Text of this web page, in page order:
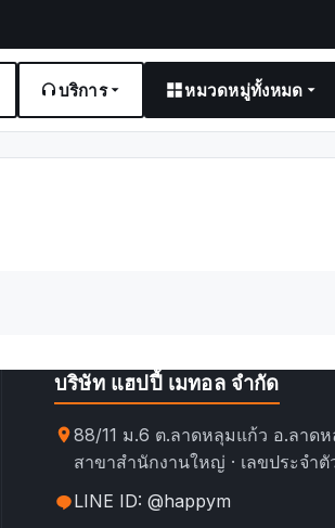
บริการ หมวดหมู่ทั้งหมด
บริษัท แฮปปี้ เมทอล จำกัด
88/11 ม.6 ต.ลาดหลุมแก้ว อ.ลาด
สาขาสำนักงานใหญ่ · เลขประจำตั
LINE ID: @happym